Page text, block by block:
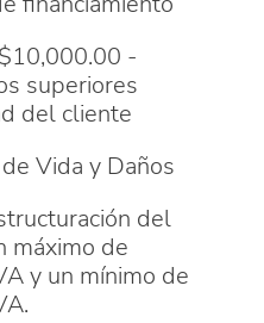
-
superiores
del cliente
Vida y Daños
del
máximo de
y un mínimo de